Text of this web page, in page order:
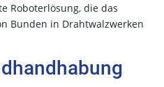
Roboterlösung, die das
Bunden in Drahtwalzwerken